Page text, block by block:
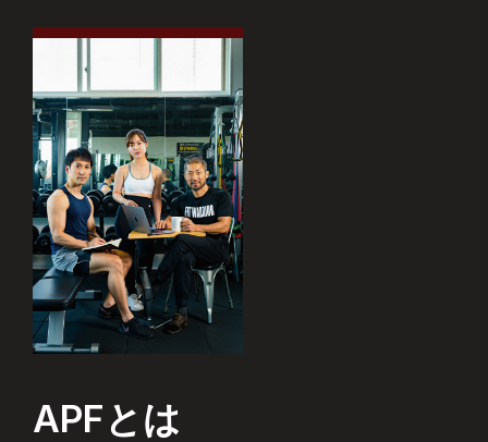
APFとは